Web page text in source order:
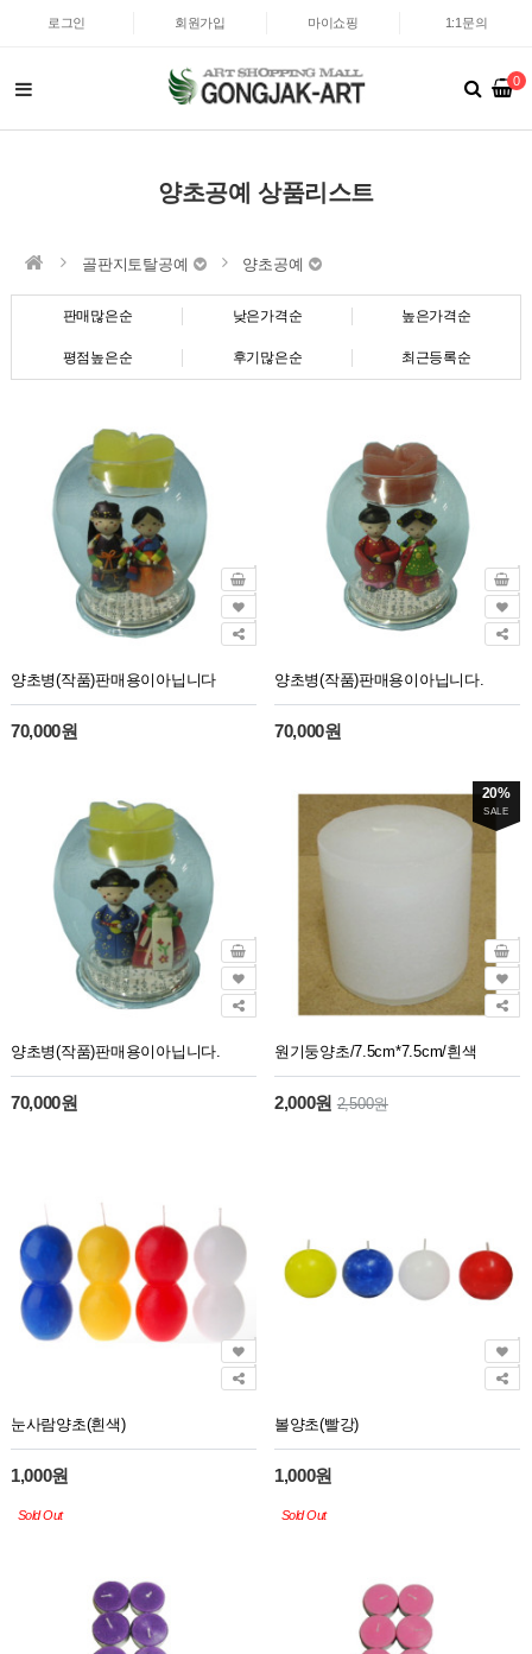
로그인 회원가입 마이쇼핑 1:1문의
0
양초공예 상품리스트
골판지토탈공예 양초공예
판매많은순 낮은가격순 높은가격순
평점높은순 후기많은순 최근등록순
양초병(작품)판매용이아닙니다
70,000원
양초병(작품)판매용이아닙니다.
70,000원
양초병(작품)판매용이아닙니다.
70,000원
20%
SALE
원기둥양초/7.5cm*7.5cm/흰색
2,000원2,500원
눈사람양초(흰색)
1,000원
Sold Out
볼양초(빨강)
1,000원
Sold Out